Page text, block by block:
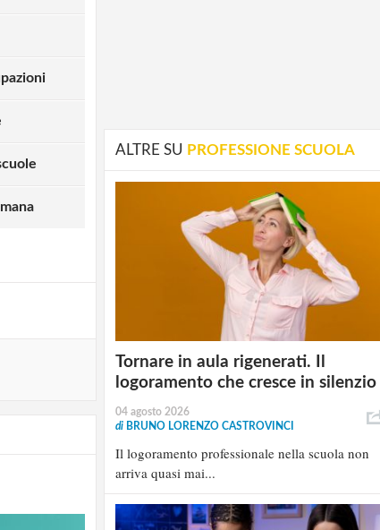
ALTRE SU PROFESSIONE SCUOLA
Tornare in aula rigenerati. Il
logoramento che cresce in silenzio
04 agosto 2026
di BRUNO LORENZO CASTROVINCI
Il logoramento professionale nella scuola non
arriva quasi mai...